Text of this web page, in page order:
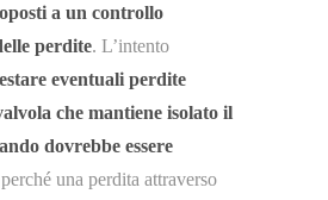
a un controllo
perdite. L’intento
eventuali perdite
che mantiene isolato il
dovrebbe essere
una perdita attraverso